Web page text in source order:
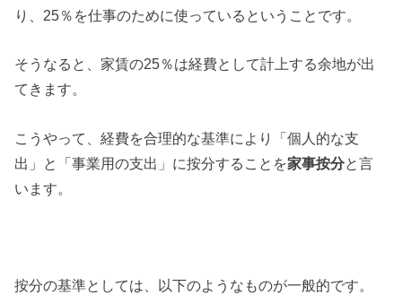
り、25％を仕事のために使っているということです。
そうなると、家賃の25％は経費として計上する余地が出
てきます。
こうやって、経費を合理的な基準により「個人的な支
出」と「事業用の支出」に按分することを家事按分と言
います。
按分の基準としては、以下のようなものが一般的です。